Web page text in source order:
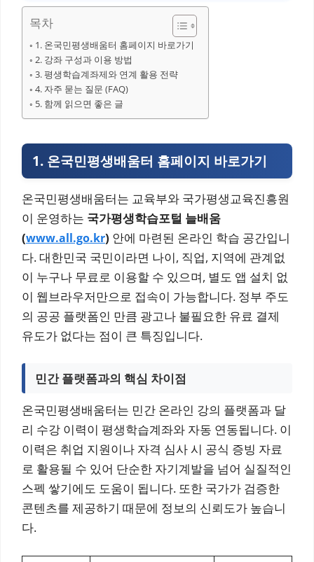
목차
1. 온국민평생배움터 홈페이지 바로가기
2. 강좌 구성과 이용 방법
3. 평생학습계좌제와 연계 활용 전략
4. 자주 묻는 질문 (FAQ)
5. 함께 읽으면 좋은 글
1. 온국민평생배움터 홈페이지 바로가기
온국민평생배움터는 교육부와 국가평생교육진흥원
이 운영하는 국가평생학습포털 늘배움
(www.all.go.kr) 안에 마련된 온라인 학습 공간입니
다. 대한민국 국민이라면 나이, 직업, 지역에 관계없
이 누구나 무료로 이용할 수 있으며, 별도 앱 설치 없
이 웹브라우저만으로 접속이 가능합니다. 정부 주도
의 공공 플랫폼인 만큼 광고나 불필요한 유료 결제
유도가 없다는 점이 큰 특징입니다.
민간 플랫폼과의 핵심 차이점
온국민평생배움터는 민간 온라인 강의 플랫폼과 달
리 수강 이력이 평생학습계좌와 자동 연동됩니다. 이
이력은 취업 지원이나 자격 심사 시 공식 증빙 자료
로 활용될 수 있어 단순한 자기계발을 넘어 실질적인
스펙 쌓기에도 도움이 됩니다. 또한 국가가 검증한
콘텐츠를 제공하기 때문에 정보의 신뢰도가 높습니
다.